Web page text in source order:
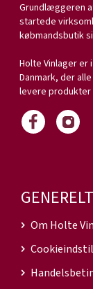
Grundlæggeren
startede
købmandsbutik
Holte Vinlager
Danmark, der
levere produkter
GENERELT
Om Holte